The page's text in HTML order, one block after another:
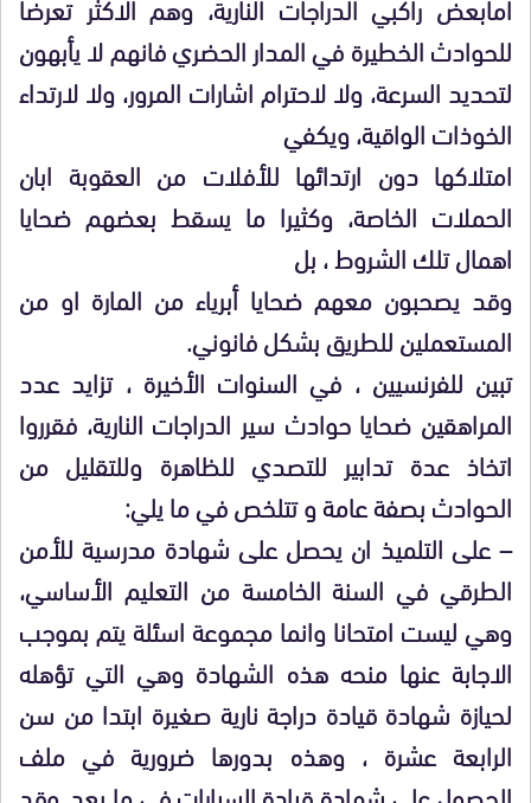
للحوادث الخطيرة في المدار الحضري فانهم لا يأبهون
لتحديد السرعة، ولا لاحترام اشارات المرور، ولا لارتداء
الخوذات الواقية، ويكفي
امتلاكها دون ارتدائها للأفلات من العقوبة ابان
الحملات الخاصة، وكثيرا ما يسقط بعضهم ضحايا
اهمال تلك الشروط ، بل
وقد يصحبون معهم ضحايا أبرياء من المارة او من
المستعملين للطريق بشكل فانوني.
تبين للفرنسيين ، في السنوات الأخيرة ، تزايد عدد
المراهقين ضحايا حوادث سير الدراجات النارية، فقرروا
اتخاذ عدة تدابير للتصدي للظاهرة وللتقليل من
الحوادث بصفة عامة و تتلخص في ما يلي:
– على التلميذ ان يحصل على شهادة مدرسية للأمن
الطرقي في السنة الخامسة من التعليم الأساسي،
وهي ليست امتحانا وانما مجموعة اسئلة يتم بموجب
الاجابة عنها منحه هذه الشهادة وهي التي تؤهله
لحيازة شهادة قيادة دراجة نارية صغيرة ابتدا من سن
الرابعة عشرة ، وهذه بدورها ضرورية في ملف